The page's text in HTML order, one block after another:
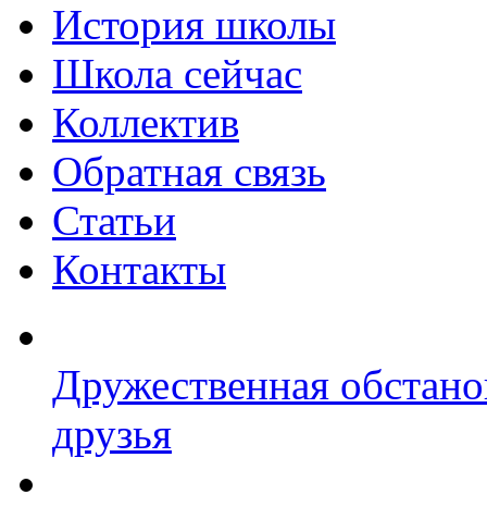
История школы
Школа сейчас
Коллектив
Обратная связь
Статьи
Контакты
Дружественная
друзья